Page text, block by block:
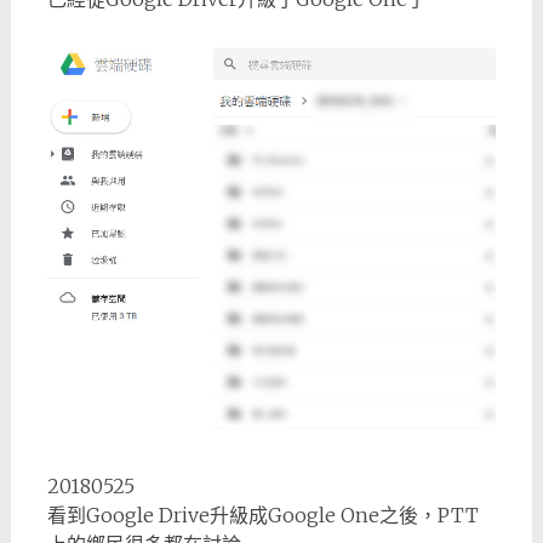
20180525
看到Google Drive升級成Google One之後，PTT